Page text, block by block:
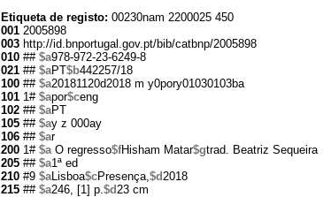
Etiqueta de registo: 00230nam 2200025 450
001 2005898
003 http://id.bnportugal.gov.pt/bib/catbnp/2005898
010 ## $a978-972-23-6249-8
021 ## $aPT$b442257/18
100 ## $a20181120d2018 m y0pory01030103ba
101 1# $apor$ceng
102 ## $aPT
105 ## $ay z 000ay
106 ## $ar
200 1# $aO regresso$fHisham Matar$gtrad. Beatriz Sequeira
205 ## $a1ª ed
210 #9 $aLisboa$cPresença,$d2018
215 ## $a246, [1] p.$d23 cm